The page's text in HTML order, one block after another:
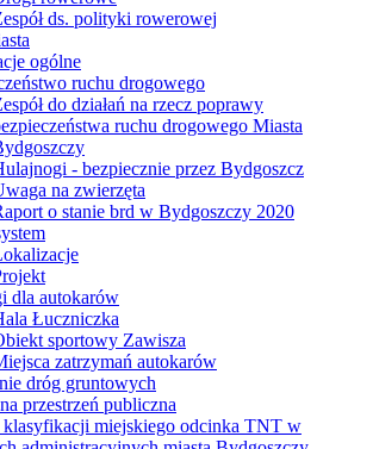
ds. polityki rowerowej
ogólne
ruchu drogowego
do działań na rzecz poprawy
ruchu drogowego Miasta
- bezpiecznie przez Bydgoszcz
na zwierzęta
o stanie brd w Bydgoszczy 2020
dla autokarów
Łuczniczka
sportowy Zawisza
zatrzymań autokarów
dróg gruntowych
przestrzeń publiczna
miejskiego odcinka TNT w